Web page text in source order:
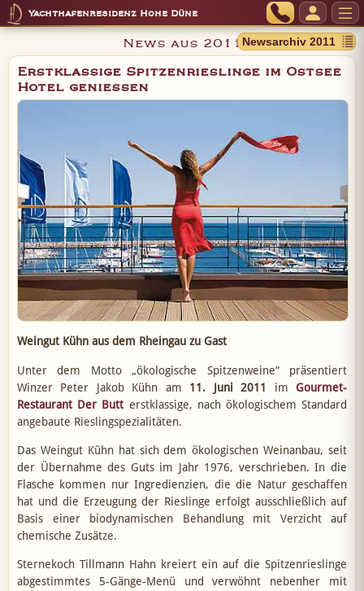
Yachthafenresidenz Hohe Düne
News aus 2011
Erstklassige Spitzenrieslinge im Ostsee
Hotel genießen
Weingut Kühn aus dem Rheingau zu Gast
Unter dem Motto „ökologische Spitzenweine“ präsentiert
Winzer Peter Jakob Kühn am 11. Juni 2011 imGourmet-
Restaurant Der Butt erstklassige, nach ökologischem Standard
angebaute Rieslingspezialitäten.
Das Weingut Kühn hat sich dem ökologischen Weinanbau, seit
der Übernahme des Guts im Jahr 1976, verschrieben. In die
Flasche kommen nur Ingredienzien, die die Natur geschaffen
hat und die Erzeugung der Rieslinge erfolgt ausschließlich auf
Basis einer biodynamischen Behandlung mit Verzicht auf
chemische Zusätze.
Sternekoch Tillmann Hahn kreiert ein auf die Spitzenrieslinge
abgestimmtes 5-Gänge-Menü und verwöhnt nebenher mit